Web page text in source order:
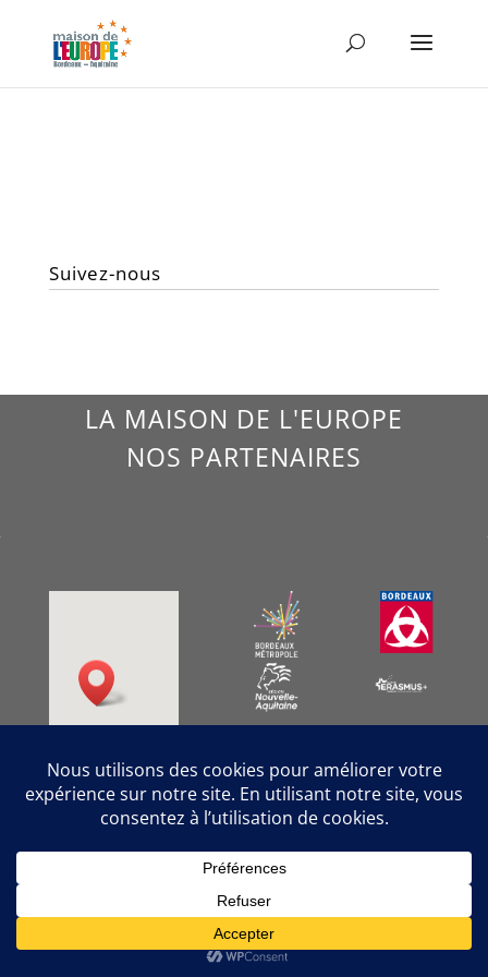
Suivez-nous
LA MAISON DE L'EUROPE
NOS PARTENAIRES